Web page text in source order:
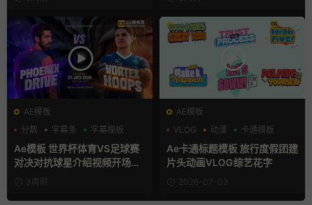
AE模板
分数
字幕条 字幕模板
Ae模板 世界杯体育VS足球赛
对决对抗球星介绍视频开场片
3周前
AE模板
VLOG
动漫 卡通模板
Ae卡通标题模板 旅行度假团建
片头动画VLOG综艺花字
2026-07-03